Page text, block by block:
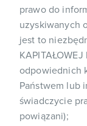
prawo do
uzyskiwanych
jest to
odpowiednich
Państwem lub
świadczycie
powiązani);